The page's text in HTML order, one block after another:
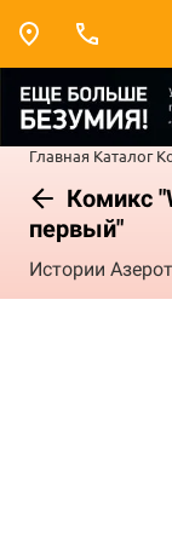
Главная Каталог
Комикс
первый"
Истории